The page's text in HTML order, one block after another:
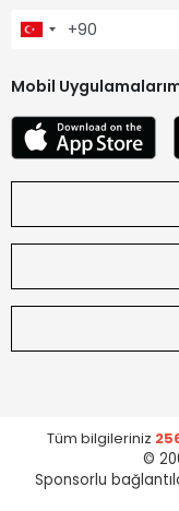
Mobil
Tüm bilgileriniz
©
Sponsorlu